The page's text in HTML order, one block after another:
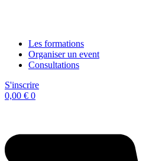
Les formations
Organiser un event
Consultations
S'inscrire
0,00 € 0